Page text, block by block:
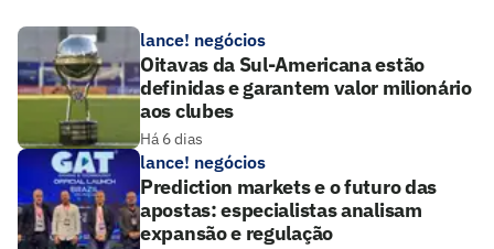
lance! negócios
Oitavas da Sul-Americana estão
definidas e garantem valor milionário
aos clubes
Há 6 dias
lance! negócios
Prediction markets e o futuro das
apostas: especialistas analisam
expansão e regulação